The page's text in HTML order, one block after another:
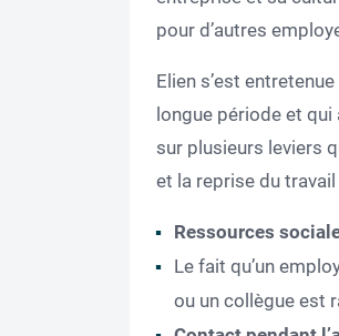
pour d’autres
Elien s’est
longue période et qui
sur plusieurs leviers
et la reprise du travail
Ressources
Le fait qu’un
ou un collègue est